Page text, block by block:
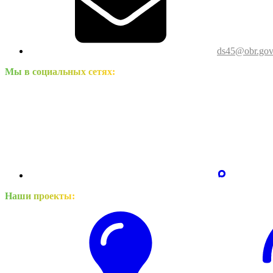
Мы в социальных сетях:
Наши проекты: